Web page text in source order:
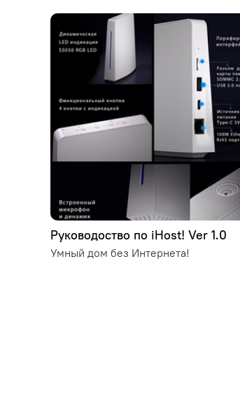
Руководоство по iHost! Ver 1.0
Умный дом без Интернета!